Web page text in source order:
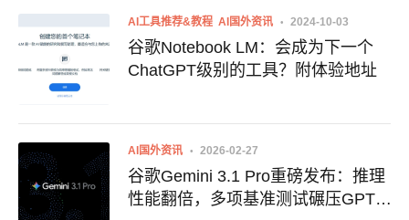
AI工具推荐&教程 AI国外资讯 2024-10-03
谷歌Notebook LM：会成为下一个
ChatGPT级别的工具？附体验地址
AI国外资讯 2026-02-27
谷歌Gemini 3.1 Pro重磅发布：推理
性能翻倍，多项基准测试碾压GPT-